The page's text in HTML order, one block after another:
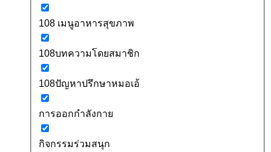
108 เมนูอาหารสุขภาพ
108บทความโดยสมาชิก
108ปัญหาปรึกษาหมอเอ้
การออกกำลังกาย
กิจกรรมร่วมสนุก